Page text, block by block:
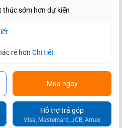
thúc sớm hơn dự kiến
rẻ hơn Chi tiết
Mua ngay
Hỗ trợ trả góp
Visa, Mastercard, JCB, Amex